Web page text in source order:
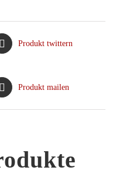
Produkt twittern
Produkt mailen